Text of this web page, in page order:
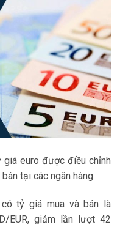
giá euro được điều chỉnh
tại các ngân hàng.
có tỷ giá mua và bán là
EUR, giảm lần lượt 42